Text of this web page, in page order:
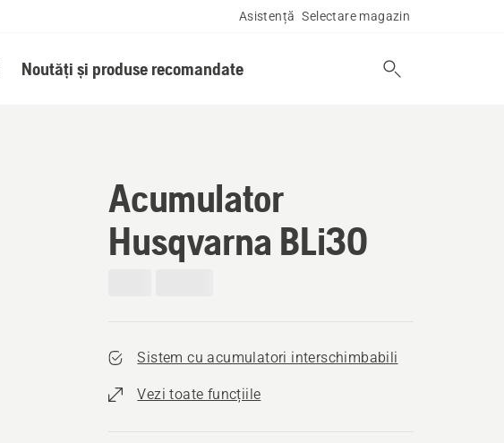
Asistență Selectare magazin
Noutăți și produse recomandate
Acumulator
Husqvarna BLi30
Sistem cu acumulatori interschimbabili
Vezi toate funcțiile